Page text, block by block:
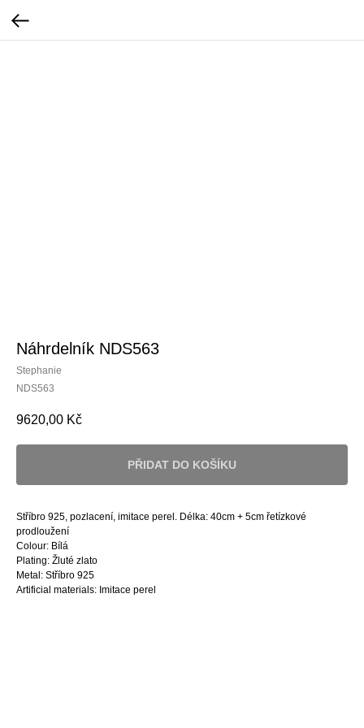
Náhrdelník NDS563
Stephanie
NDS563
9620,00 Kč
PŘIDAT DO KOŠÍKU
Stříbro 925, pozlacení, imitace perel. Délka: 40cm + 5cm řetízkové
prodloužení
Colour: Bílá
Plating: Žluté zlato
Metal: Stříbro 925
Artificial materials: Imitace perel